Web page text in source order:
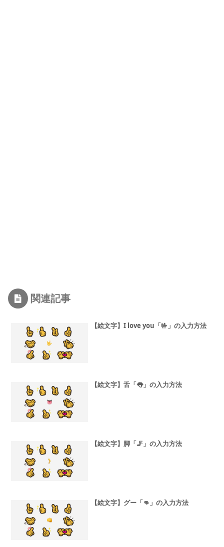
関連記事
【絵文字】I love you「🤟」の入力方法
【絵文字】舌「👅」の入力方法
【絵文字】脚「🦵」の入力方法
【絵文字】グー「👊」の入力方法